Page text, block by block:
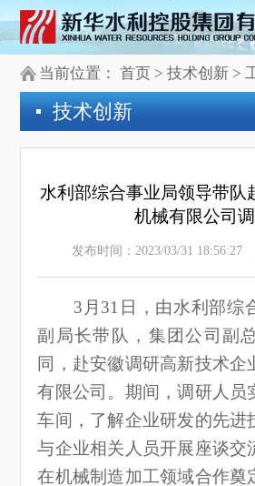
当前位置： 首页 >技术创新 >
技术创新
水利部综合事业局领导带队
机械有限公司
发布时间：2023/03/31 18:56:27
3月31日，由水利部综
副局长带队，集团公司副
同，赴安徽调研高新技术企
有限公司。期间，调研人员
车间，了解企业研发的先进
与企业相关人员开展座谈交
在机械制造加工领域合作奠